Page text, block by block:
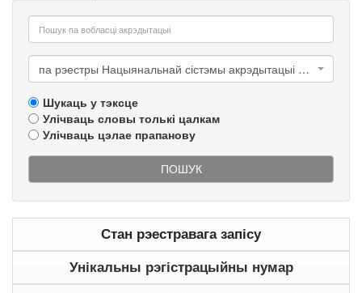
па рэестры Нацыянальнай сістэмы акрэдытацыі Рэспублікі Беларусь
Шукаць у тэксце
Улічваць словы толькі цалкам
Улічваць цэлае прапанову
ПОШУК
Стан рэестравага запісу
Унікальны рэгістрацыйны нумар